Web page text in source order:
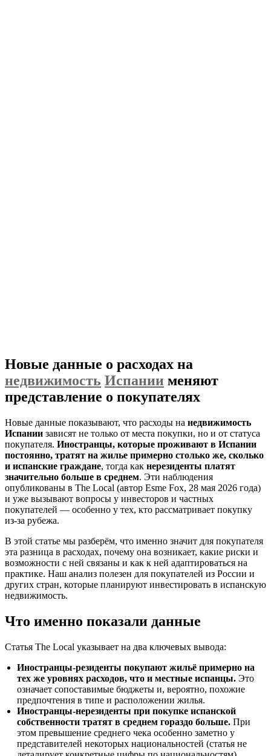
Новые данные о расходах на
недвижимость Испании меняют
представление о покупателях
Новые данные показывают, что расходы на недвижимость
Испании зависят не только от места покупки, но и от статуса
покупателя. Иностранцы, которые проживают в Испании
постоянно, тратят на жилье примерно столько же, сколько
и испанские граждане, тогда как нерезиденты платят
значительно больше в среднем. Эти наблюдения
опубликованы в The Local (автор Esme Fox, 28 мая 2026 года)
и уже вызывают вопросы у инвесторов и частных
покупателей — особенно у тех, кто рассматривает покупку
из-за рубежа.
В этой статье мы разберём, что именно значит для покупателя
эта разница в расходах, почему она возникает, какие риски и
возможности с ней связаны и как к ней адаптироваться на
практике. Наш анализ полезен для покупателей из России и
других стран, которые планируют инвестировать в испанскую
недвижимость.
Что именно показали данные
Статья The Local указывает на два ключевых вывода:
Иностранцы-резиденты покупают жильё примерно на
тех же уровнях расходов, что и местные испанцы. Это
означает сопоставимые бюджеты и, вероятно, похожие
предпочтения в типе и расположении жилья.
Иностранцы-нерезиденты при покупке испанской
собственности тратят в среднем гораздо больше. При
этом превышение среднего чека особенно заметно у
представителей некоторых национальностей (статья не